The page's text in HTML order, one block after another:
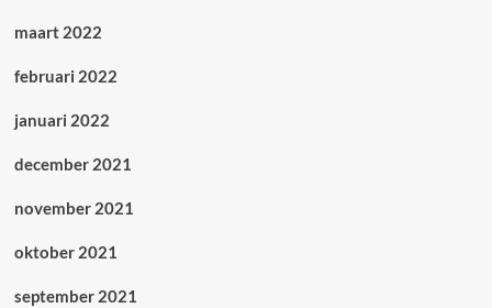
maart 2022
februari 2022
januari 2022
december 2021
november 2021
oktober 2021
september 2021